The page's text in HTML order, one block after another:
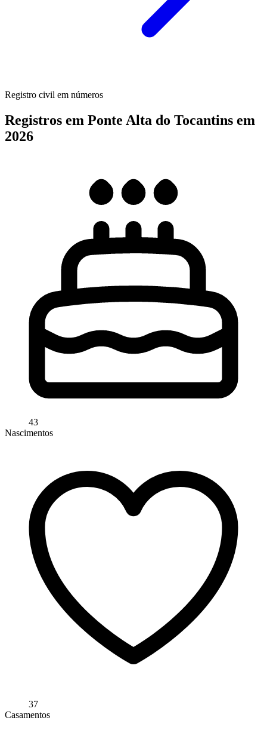
Registro civil em números
Registros em Ponte Alta do Tocantins em
2026
43
Nascimentos
37
Casamentos